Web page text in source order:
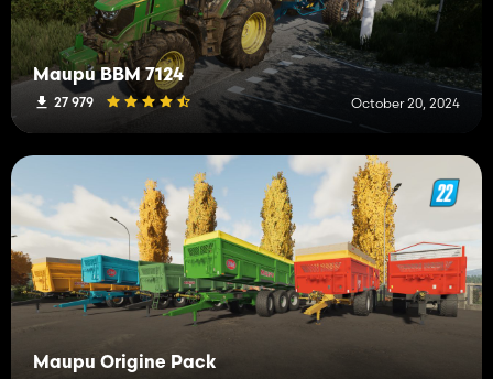
Maupu BBM 7124
27 979 October 20, 2024
Maupu Origine Pack